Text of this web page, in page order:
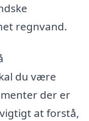
regnvand.
du være
der er
at forstå,